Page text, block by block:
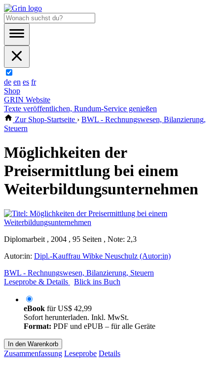
de en es fr
Shop
GRIN Website
Texte veröffentlichen, Rundum-Service genießen
Zur Shop-Startseite › BWL - Rechnungswesen, Bilanzierung,
Steuern
Möglichkeiten der
Preisermittlung bei einem
Weiterbildungsunternehmen
Leseprobe & Details
Blick ins Buch
eBook
Sofort herunterladen. Inkl. MwSt.
Format:PDF und ePUB – für alle Geräte
Zusammenfassung